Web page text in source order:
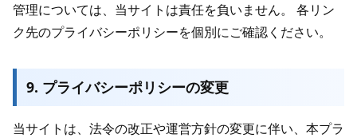
管理については、当サイトは責任を負いません。 各リン
ク先のプライバシーポリシーを個別にご確認ください。
9. プライバシーポリシーの変更
当サイトは、法令の改正や運営方針の変更に伴い、本プラ